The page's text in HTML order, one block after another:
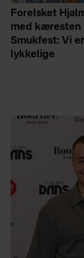
Forelsket
med kæresten
Smukfest: Vi er
lykkelige